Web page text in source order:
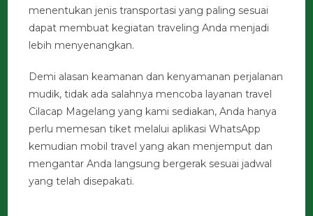
menentukan jenis transportasi yang paling sesuai
dapat membuat kegiatan traveling Anda menjadi
lebih menyenangkan.
Demi alasan keamanan dan kenyamanan perjalanan
mudik, tidak ada salahnya mencoba layanan travel
Cilacap Magelang yang kami sediakan, Anda hanya
perlu memesan tiket melalui aplikasi WhatsApp
kemudian mobil travel yang akan menjemput dan
mengantar Anda langsung bergerak sesuai jadwal
yang telah disepakati.